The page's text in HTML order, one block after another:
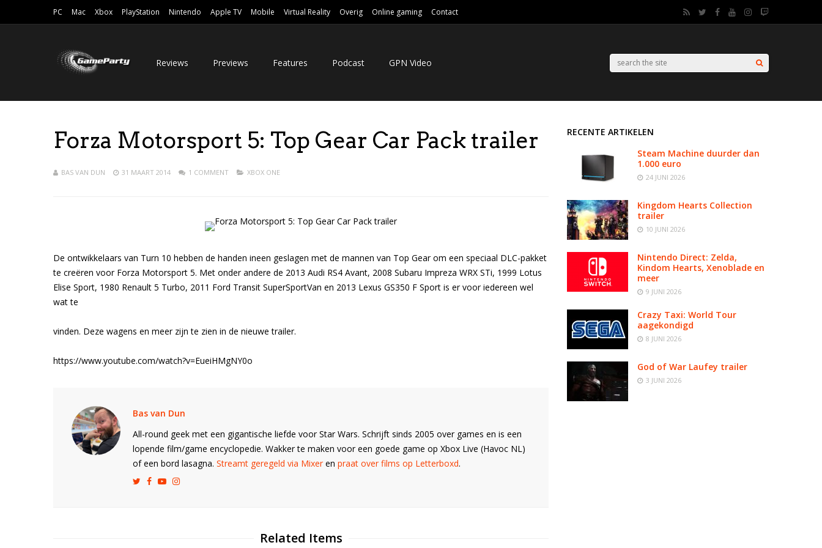
PC Mac Xbox PlayStation Nintendo Apple TV Mobile Virtual Reality Overig Online gaming Contact
Reviews Previews Features Podcast GPN Video
Forza Motorsport 5: Top Gear Car Pack trailer
BAS VAN DUN 31 MAART 2014 1 COMMENT XBOX ONE
De ontwikkelaars van Turn 10 hebben de handen ineen geslagen met de mannen van Top Gear om een speciaal DLC-pakket
te creëren voor Forza Motorsport 5. Met onder andere de 2013 Audi RS4 Avant, 2008 Subaru Impreza WRX STi, 1999 Lotus
Elise Sport, 1980 Renault 5 Turbo, 2011 Ford Transit SuperSportVan en 2013 Lexus GS350 F Sport is er voor iedereen wel
wat te
vinden. Deze wagens en meer zijn te zien in de nieuwe trailer.
https://www.youtube.com/watch?v=EueiHMgNY0o
Bas van Dun
All-round geek met een gigantische liefde voor Star Wars. Schrijft sinds 2005 over games en is een
lopende film/game encyclopedie. Wakker te maken voor een goede game op Xbox Live (Havoc NL)
of een bord lasagna. Streamt geregeld via Mixeren praat over films op Letterboxd.
Related Items
RECENTE ARTIKELEN
Steam Machine duurder dan
1.000 euro
24 JUNI 2026
Kingdom Hearts Collection
trailer
10 JUNI 2026
Nintendo Direct: Zelda,
Kindom Hearts, Xenoblade en
meer
9 JUNI 2026
Crazy Taxi: World Tour
aagekondigd
8 JUNI 2026
God of War Laufey trailer
3 JUNI 2026